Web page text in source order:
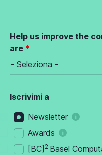
Help us improve the
are
Iscrivimi a
Newsletter
Awards
[BC] 2 Basel